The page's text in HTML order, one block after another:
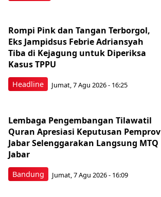
Headline
Rompi Pink dan Tangan Terborgol,
Eks Jampidsus Febrie Adriansyah
Tiba di Kejagung untuk Diperiksa
Kasus TPPU
Jumat, 7 Agu 2026 - 16:25
Bandung
Lembaga Pengembangan Tilawatil
Quran Apresiasi Keputusan Pemprov
Jabar Selenggarakan Langsung MTQ
Jabar
Jumat, 7 Agu 2026 - 16:09